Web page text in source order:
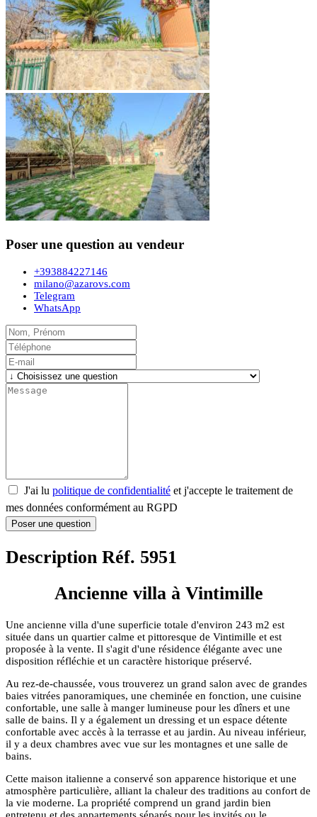
Poser une question au vendeur
+393884227146
milano@azarovs.com
Telegram
WhatsApp
J'ai lu politique de confidentialité et j'accepte le traitement de
mes données conformément au RGPD
Poser une question
Description Réf. 5951
Ancienne villa à Vintimille
Une ancienne villa d'une superficie totale d'environ 243 m2 est
située dans un quartier calme et pittoresque de Vintimille et est
proposée à la vente. Il s'agit d'une résidence élégante avec une
disposition réfléchie et un caractère historique préservé.
Au rez-de-chaussée, vous trouverez un grand salon avec de grandes
baies vitrées panoramiques, une cheminée en fonction, une cuisine
confortable, une salle à manger lumineuse pour les dîners et une
salle de bains. Il y a également un dressing et un espace détente
confortable avec accès à la terrasse et au jardin. Au niveau inférieur,
il y a deux chambres avec vue sur les montagnes et une salle de
bains.
Cette maison italienne a conservé son apparence historique et une
atmosphère particulière, alliant la chaleur des traditions au confort de
la vie moderne. La propriété comprend un grand jardin bien